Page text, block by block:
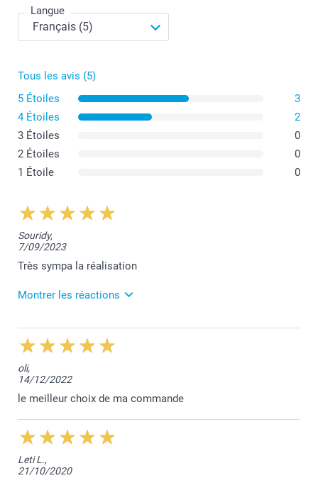
Langue
Tous les avis (5)
5 Étoiles
3
4 Étoiles
2
3 Étoiles
0
2 Étoiles
0
1 Étoile
0
Souridy,
7/09/2023
Très sympa la réalisation
Montrer les réactions
11/09/2023
11:33
Bonjour Cindy,
Je vous remercie pour votre retour de satisfaction.
Lucie@smartphoto
oli,
14/12/2022
le meilleur choix de ma commande
Leti L.,
21/10/2020